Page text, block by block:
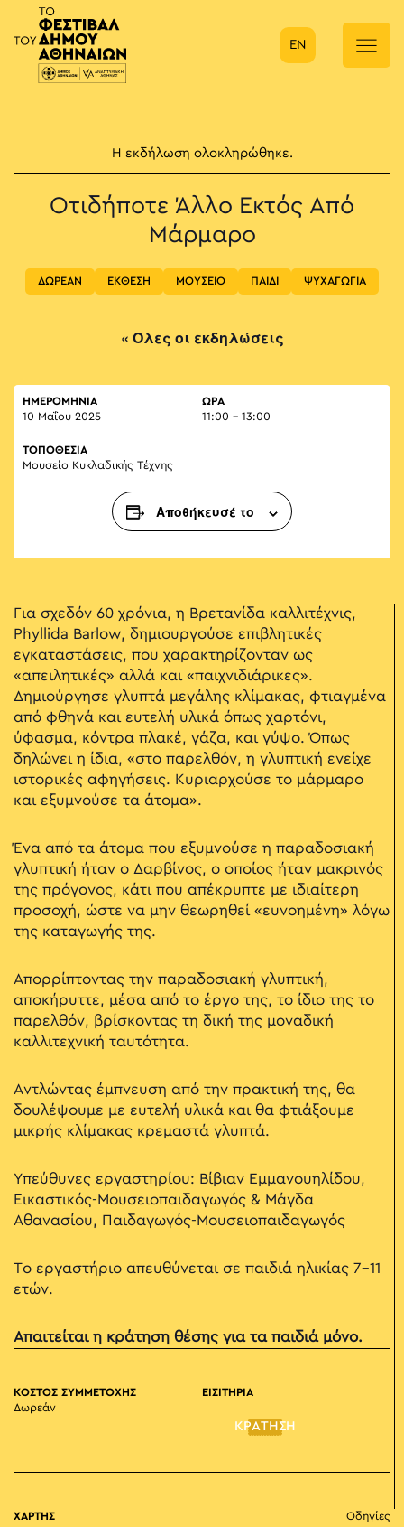
Κύρια πλοήγηση
EN
Η εκδήλωση ολοκληρώθηκε.
Οτιδήποτε Άλλο Εκτός Από
Μάρμαρο
ΔΩΡΕΑΝ ΕΚΘΕΣΗ ΜΟΥΣΕΙΟ ΠΑΙΔΙ ΨΥΧΑΓΩΓΙΑ
« Όλες οι εκδηλώσεις
ΗΜΕΡΟΜΗΝΙΑ
10 Μαΐου 2025
ΏΡΑ
11:00 - 13:00
ΤΟΠΟΘΕΣΙΑ
Μουσείο Κυκλαδικής Τέχνης
Αποθήκευσέ το
Για σχεδόν 60 χρόνια, η Βρετανίδα καλλιτέχνις,
Phyllida Barlow, δημιουργούσε επιβλητικές
εγκαταστάσεις, που χαρακτηρίζονταν ως
«απειλητικές» αλλά και «παιχνιδιάρικες».
Δημιούργησε γλυπτά μεγάλης κλίμακας, φτιαγμένα
από φθηνά και ευτελή υλικά όπως χαρτόνι,
ύφασμα, κόντρα πλακέ, γάζα, και γύψο. Όπως
δηλώνει η ίδια, «στο παρελθόν, η γλυπτική ενείχε
ιστορικές αφηγήσεις. Κυριαρχούσε το μάρμαρο
και εξυμνούσε τα άτομα».
Ένα από τα άτομα που εξυμνούσε η παραδοσιακή
γλυπτική ήταν ο Δαρβίνος, ο οποίος ήταν μακρινός
της πρόγονος, κάτι που απέκρυπτε με ιδιαίτερη
προσοχή, ώστε να μην θεωρηθεί «ευνοημένη» λόγω
της καταγωγής της.
Απορρίπτοντας την παραδοσιακή γλυπτική,
αποκήρυττε, μέσα από το έργο της, το ίδιο της το
παρελθόν, βρίσκοντας τη δική της μοναδική
καλλιτεχνική ταυτότητα.
Αντλώντας έμπνευση από την πρακτική της, θα
δουλέψουμε με ευτελή υλικά και θα φτιάξουμε
μικρής κλίμακας κρεμαστά γλυπτά.
Υπεύθυνες εργαστηρίου: Βίβιαν Εμμανουηλίδου,
Εικαστικός-Μουσειοπαιδαγωγός & Μάγδα
Αθανασίου, Παιδαγωγός-Μουσειοπαιδαγωγός
Το εργαστήριο απευθύνεται σε παιδιά ηλικίας 7-11
ετών.
Απαιτείται η κράτηση θέσης για τα παιδιά μόνο.
ΚΟΣΤΟΣ ΣΥΜΜΕΤΟΧΗΣ
Δωρεάν
ΕΙΣΙΤΗΡΙΑ
ΚΡΑΤΗΣΗ
ΧΑΡΤΗΣ Οδηγίες